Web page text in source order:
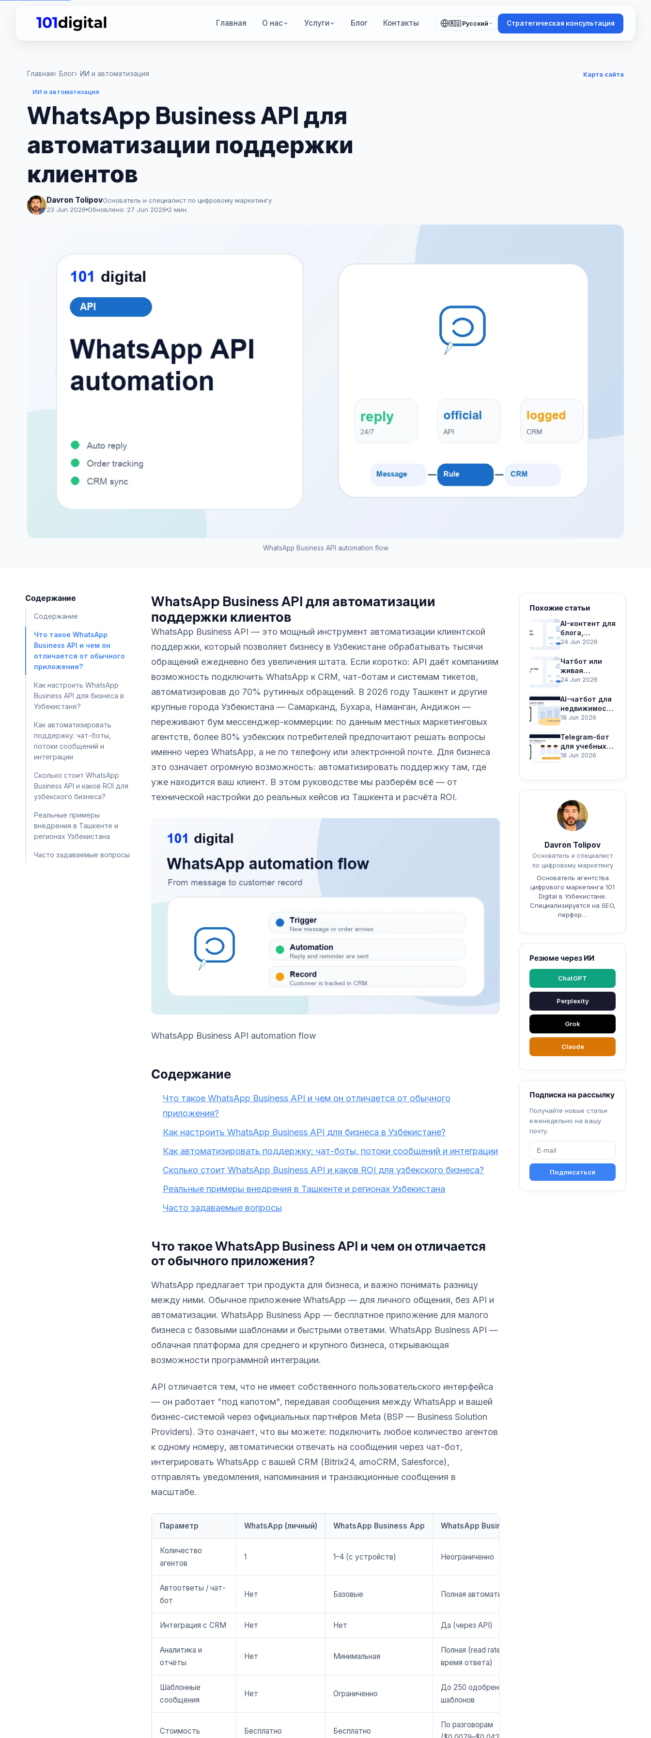
Главная О нас Услуги Блог Контакты 🇷🇺 Русский Стратегическая консультация
Главная Блог ИИ и автоматизация Карта сайта
ИИ и автоматизация
WhatsApp Business API для
автоматизации поддержки
клиентов
Davron TolipovОснователь и специалист по цифровому маркетингу
23 Jun 2026 Обновлено: 27 Jun 2026 2 мин.
WhatsApp Business API automation flow
Содержание
Содержание
Что такое WhatsApp
Business API и чем он
отличается от обычного
приложения?
Как настроить WhatsApp
Business API для бизнеса в
Узбекистане?
Как автоматизировать
поддержку: чат-боты,
потоки сообщений и
интеграции
Сколько стоит WhatsApp
Business API и каков ROI для
узбекского бизнеса?
Реальные примеры
внедрения в Ташкенте и
регионах Узбекистана
Часто задаваемые вопросы
WhatsApp Business API для автоматизации
поддержки клиентов
WhatsApp Business API — это мощный инструмент автоматизации клиентской
поддержки, который позволяет бизнесу в Узбекистане обрабатывать тысячи
обращений ежедневно без увеличения штата. Если коротко: API даёт компаниям
возможность подключить WhatsApp к CRM, чат-ботам и системам тикетов,
автоматизировав до 70% рутинных обращений. В 2026 году Ташкент и другие
крупные города Узбекистана — Самарканд, Бухара, Наманган, Андижон —
переживают бум мессенджер-коммерции: по данным местных маркетинговых
агентств, более 80% узбекских потребителей предпочитают решать вопросы
именно через WhatsApp, а не по телефону или электронной почте. Для бизнеса
это означает огромную возможность: автоматизировать поддержку там, где
уже находится ваш клиент. В этом руководстве мы разберём всё — от
технической настройки до реальных кейсов из Ташкента и расчёта ROI.
WhatsApp Business API automation flow
Содержание
Что такое WhatsApp Business API и чем он отличается от обычного
приложения?
Как настроить WhatsApp Business API для бизнеса в Узбекистане?
Как автоматизировать поддержку: чат-боты, потоки сообщений и интеграции
Сколько стоит WhatsApp Business API и каков ROI для узбекского бизнеса?
Реальные примеры внедрения в Ташкенте и регионах Узбекистана
Часто задаваемые вопросы
Что такое WhatsApp Business API и чем он отличается
от обычного приложения?
WhatsApp предлагает три продукта для бизнеса, и важно понимать разницу
между ними. Обычное приложение WhatsApp — для личного общения, без API и
автоматизации. WhatsApp Business App — бесплатное приложение для малого
бизнеса с базовыми шаблонами и быстрыми ответами. WhatsApp Business API —
облачная платформа для среднего и крупного бизнеса, открывающая
возможности программной интеграции.
API отличается тем, что не имеет собственного пользовательского интерфейса
— он работает "под капотом", передавая сообщения между WhatsApp и вашей
бизнес-системой через официальных партнёров Meta (BSP — Business Solution
Providers). Это означает, что вы можете: подключить любое количество агентов
к одному номеру, автоматически отвечать на сообщения через чат-бот,
интегрировать WhatsApp с вашей CRM (Bitrix24, amoCRM, Salesforce),
отправлять уведомления, напоминания и транзакционные сообщения в
масштабе.
Параметр WhatsApp (личный) WhatsApp Business App WhatsApp Business API
Количество
агентов
1 1–4 (с устройств) Неограниченно
Автоответы / чат-
бот
Нет Базовые Полная автоматизация
Интеграция с CRM Нет Нет Да (через API)
Аналитика и
отчёты
Нет Минимальная
Полная (read rate, CSAT,
время ответа)
Шаблонные
сообщения
Нет Ограниченно
До 250 одобренных
шаблонов
Стоимость Бесплатно Бесплатно
По разговорам
Похожие статьи
AI-контент для
блога,
соцсетей и
текстов
24 Jun 2026
Чатбот или
живая
поддержка:
бизнесу
24 Jun 2026
AI-чатбот для
недвижимости:
заявки через
18 Jun 2026
Telegram-бот
для учебных
центров:
18 Jun 2026
Davron Tolipov
Основатель и специалист
по цифровому маркетингу
Основатель агентства
цифрового маркетинга 101
Digital в Узбекистане.
Специализируется на SEO,
перфор…
Резюме через ИИ
ChatGPT
Perplexity
Grok
Claude
Подписка на рассылку
Получайте новые статьи
еженедельно на вашу
почту.
Подписаться